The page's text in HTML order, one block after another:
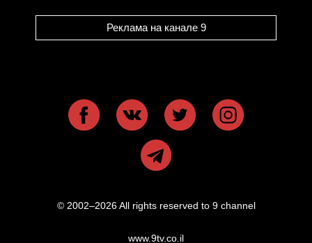
Реклама на канале 9
© 2002–2026 All rights reserved to 9 channel
www.9tv.co.il